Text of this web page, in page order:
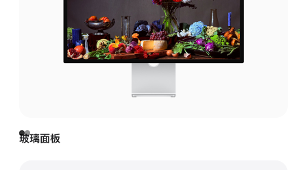
玻璃面板